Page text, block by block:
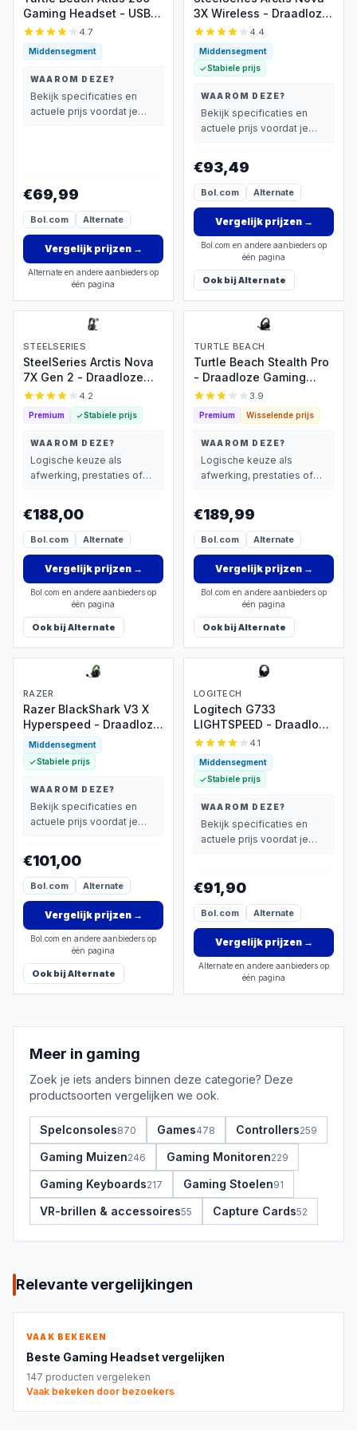
Gaming Headset - USB
Type-A - Windows -
Zwart
4.7
Middensegment
WAAROM DEZE?
Bekijk specificaties en
actuele prijs voordat je
€69,99
Bol.com Alternate
Vergelijk prijzen→
Alternate en andere aanbieders op
één pagina
3X Wireless - Draadloze
Gaming Headset - Xbox,
PC, Switch - Wit
4.4
Middensegment
Stabiele prijs
WAAROM DEZE?
Bekijk specificaties en
actuele prijs voordat je
€93,49
Bol.com Alternate
Vergelijk prijzen→
Bol.com en andere aanbieders op
één pagina
Ook bijAlternate
STEELSERIES
SteelSeries Arctis Nova
7X Gen 2 - Draadloze
Gaming Headset - Xbox
4.2
Premium Stabiele prijs
WAAROM DEZE?
Logische keuze als
afwerking, prestaties of
€188,00
Bol.com Alternate
Vergelijk prijzen→
Bol.com en andere aanbieders op
één pagina
Ook bijAlternate
TURTLE BEACH
Turtle Beach Stealth Pro
- Draadloze Gaming
Headset - Xbox, PS5,
PS4, PC & Switch
3.9
Premium Wisselende prijs
WAAROM DEZE?
Logische keuze als
afwerking, prestaties of
€189,99
Bol.com Alternate
Vergelijk prijzen→
Bol.com en andere aanbieders op
één pagina
Ook bijAlternate
RAZER
Razer BlackShark V3 X
Hyperspeed - Draadloze
Gaming Headset - 7.1
Surround -
Bluetooth/Dongle - Xbox
Middensegment
Stabiele prijs
WAAROM DEZE?
Bekijk specificaties en
actuele prijs voordat je
€101,00
Bol.com Alternate
Vergelijk prijzen→
Bol.com en andere aanbieders op
één pagina
Ook bijAlternate
LOGITECH
Logitech G733
LIGHTSPEED - Draadloze
Gaming Headset -
PS5/PS4 & PC - Zwart
4.1
Middensegment
Stabiele prijs
WAAROM DEZE?
Bekijk specificaties en
actuele prijs voordat je
€91,90
Bol.com Alternate
Vergelijk prijzen→
Alternate en andere aanbieders op
één pagina
Meer in gaming
Zoek je iets anders binnen deze categorie? Deze
productsoorten vergelijken we ook.
Spelconsoles870 Games478 Controllers259
Gaming Muizen246 Gaming Monitoren229
Gaming Keyboards217 Gaming Stoelen91
VR-brillen & accessoires55 Capture Cards52
Relevante vergelijkingen
VAAK BEKEKEN
Beste Gaming Headsetvergelijken
147 producten vergeleken
Vaak bekeken door bezoekers